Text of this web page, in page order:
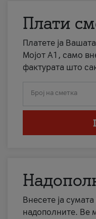
Плати
Платете ја
Мојот А1, само
фактурата што
Број на сметка
Внесете ја
надополните. Ве